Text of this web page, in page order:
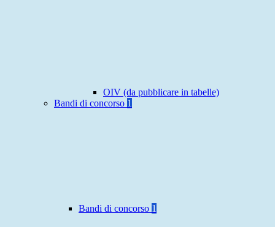
OIV (da pubblicare in tabelle)
Bandi di concorso 1
Bandi di concorso 1